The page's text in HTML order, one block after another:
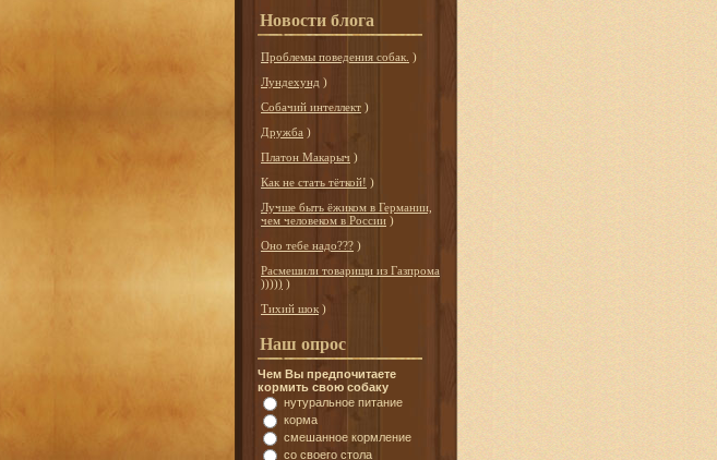
Новости блога
Проблемы поведения собак. )
Лундехунд )
Собачий интеллект )
Дружба )
Платон Макарыч )
Как не стать тёткой! )
Лучше быть ёжиком в Германии,
чем человеком в России )
Оно тебе надо??? )
Расмешили товарищи из Газпрома
))))) )
Тихий шок )
Наш опрос
Чем Вы предпочитаете
кормить свою собаку
нутуральное питание
корма
смешанное кормление
со своего стола